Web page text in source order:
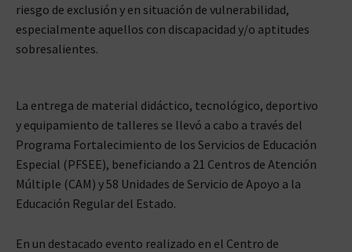
riesgo de exclusión y en situación de vulnerabilidad,
especialmente aquellos con discapacidad y/o aptitudes
sobresalientes.
La entrega de material didáctico, tecnológico, deportivo
y equipamiento de talleres se llevó a cabo a través del
Programa Fortalecimiento de los Servicios de Educación
Especial (PFSEE), beneficiando a 21 Centros de Atención
Múltiple (CAM) y 58 Unidades de Servicio de Apoyo a la
Educación Regular del Estado.
En un destacado evento realizado en el Centro de